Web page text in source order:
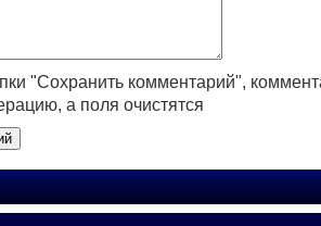
"Сохранить комментарий",
а поля очистятся